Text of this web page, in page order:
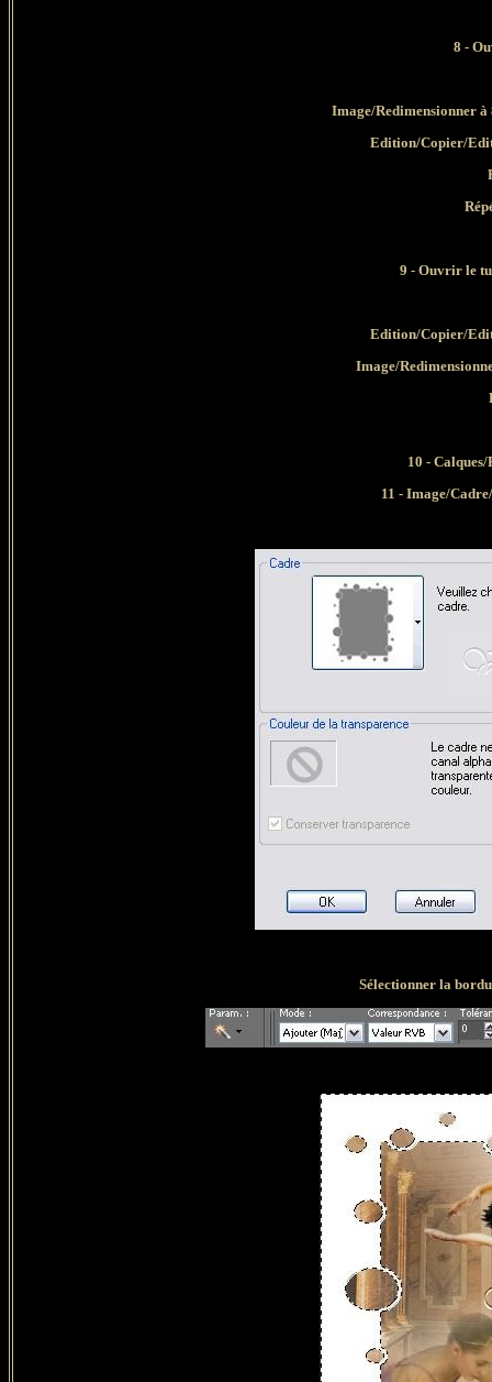
8 -
Image/Redimensionner
Edition/Copier/
9 - Ouvrir le
Edition/Copier/
Image/
10 -
11 - Image/
Sélectionner la